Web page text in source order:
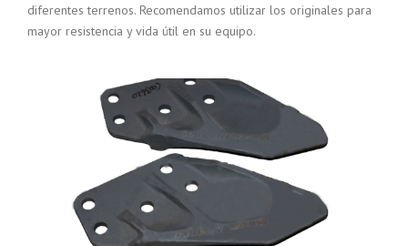
diferentes terrenos. Recomendamos utilizar los originales para
mayor resistencia y vida útil en su equipo.